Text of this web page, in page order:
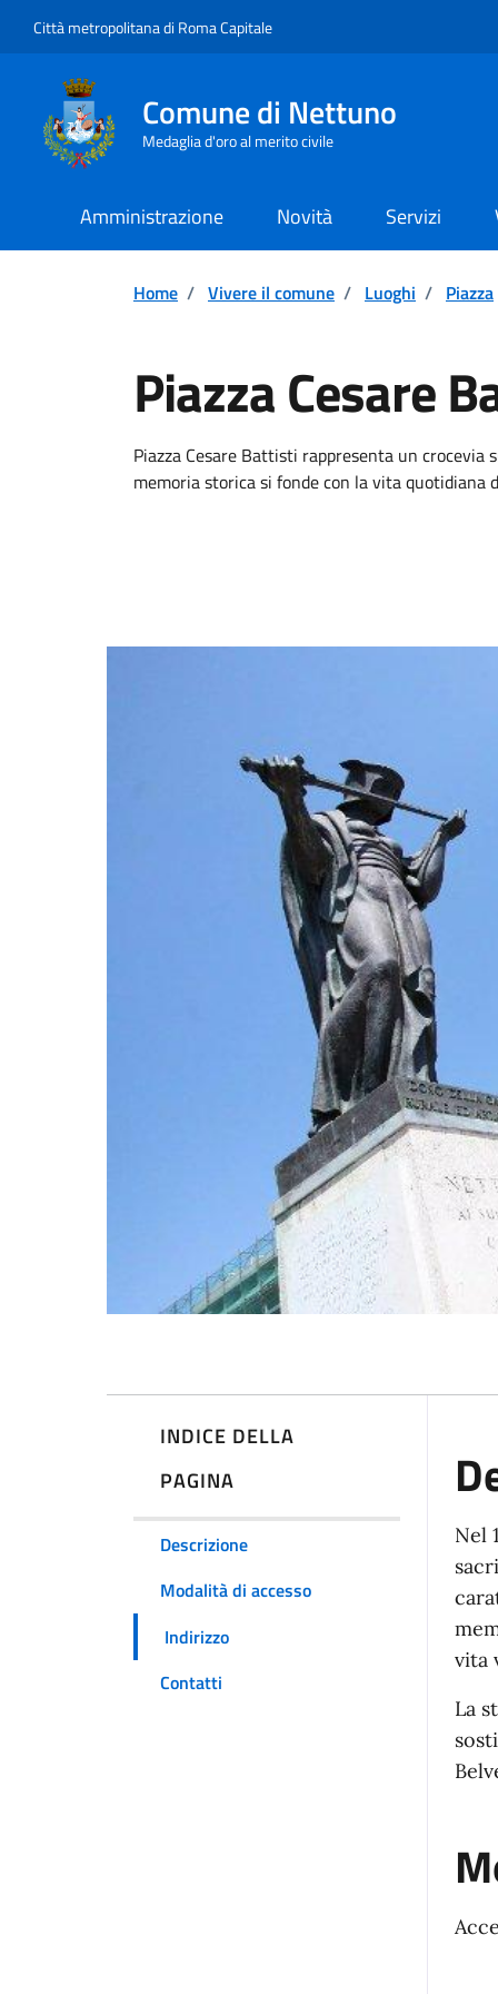
Città metropolitana di Roma Capitale
Comune di Nettuno
Medaglia d'oro al merito civile
Amministrazione Novità Servizi
Home / Vivere il comune / Luoghi / Piazza
Piazza Cesare
Descrizione breve
Piazza Cesare Battisti rappresenta un
memoria storica si fonde con la vita quotidiana
INDICE DELLA
PAGINA
Descrizione
Modalità di accesso
Indirizzo
Contatti
Nel
vita
La